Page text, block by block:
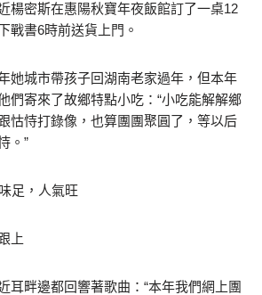
楊密斯在惠陽秋寶年夜飯館訂了一桌12
戰書6時前送貨上門。
她城市帶孩子回湖南老家過年，但本年
們寄來了故鄉特點小吃：“小吃能解解鄉
怙恃打錄像，也算團團聚圓了，等以后
。”
足，人氣旺
上
耳畔邊都回響著歌曲：“本年我們網上團